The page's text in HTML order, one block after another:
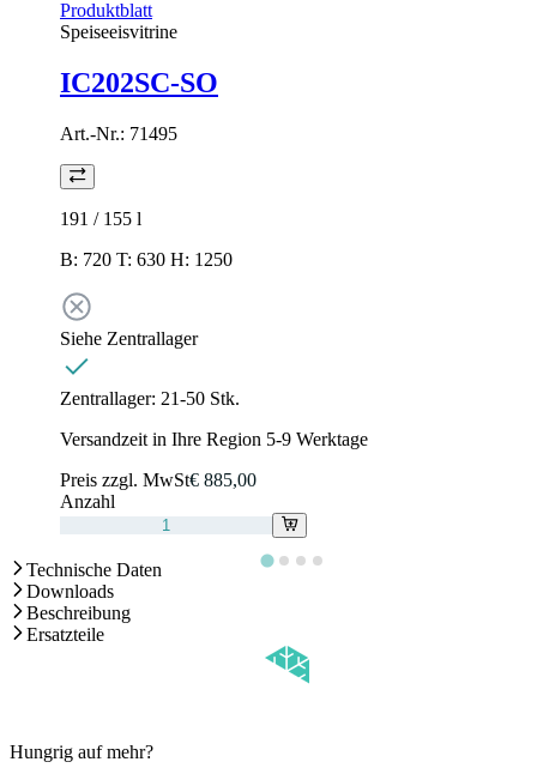
Produktblatt
Speiseeisvitrine
IC202SC-SO
Art.-Nr.: 71495
191 / 155 l
B: 720 T: 630 H: 1250
Siehe Zentrallager
Zentrallager: 21-50 Stk.
Versandzeit in Ihre Region 5-9 Werktage
Preis zzgl. MwSt€ 885,00
Anzahl
Technische Daten
Downloads
Beschreibung
Ersatzteile
Hungrig auf mehr?